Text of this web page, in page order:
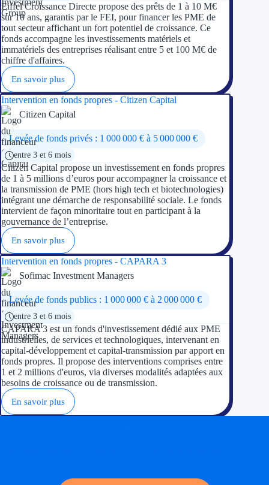
Nos tarifs
Recherche autonome
Ressources
Blog
Nos guides
Nos partenaires
Contactez-nous
Eiffel Croissance Directe propose des prêts de 1 à 10 M€
sur 10 ans, garantis par le FEI, pour financer les PME de
tout secteur affichant un fort potentiel de croissance. Ce
fonds accompagne les investissements matériels et
immatériels des entreprises réalisant entre 5 et 100 M€ de
chiffre d'affaires.
En savoir plus
Intervention en fonds propres - Citizen Capital
Citizen Capital
Levée de fonds privés : 1 000 000 € à 5 000 000 €
entre 3 et 6 mois
Citizen Capital propose un investissement en fonds propres
de 1 à 5 millions d’euros pour accompagner la croissance et
la transmission de PME (hors high tech et biotechnologies)
intégrant une démarche de responsabilité sociale. Le fonds
intervient de façon minoritaire tout en participant à la
gouvernance de l’entreprise.
En savoir plus
Intervention en fonds propres - CAPARA 3
Sofimac Investment Managers
Levée de fonds publics : 1 000 000 € à 2 000 000 €
entre 3 et 6 mois
CAPARA 3 est un fonds d'investissement dédié aux PME
industrielles, de services et technologiques, intervenant en
capital-développement et capital-transmission par apport en
fonds propres. Il propose des interventions comprises entre
1 et 2 millions d'euros, via diverses modalités adaptées aux
besoins de croissance ou de transmission.
En savoir plus